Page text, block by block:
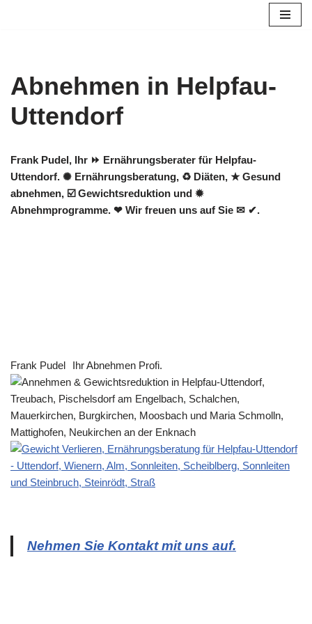
Abnehmen in Helpfau-
Uttendorf
Frank Pudel, Ihr ⏩ Ernährungsberater für Helpfau-
Uttendorf. ✺ Ernährungsberatung, ♻ Diäten, ★ Gesund
abnehmen, ☑️ Gewichtsreduktion und ✹
Abnehmprogramme. ❤ Wir freuen uns auf Sie ✉ ✔.
Frank Pudel Ihr Abnehmen Profi.
Nehmen Sie Kontakt mit uns auf.